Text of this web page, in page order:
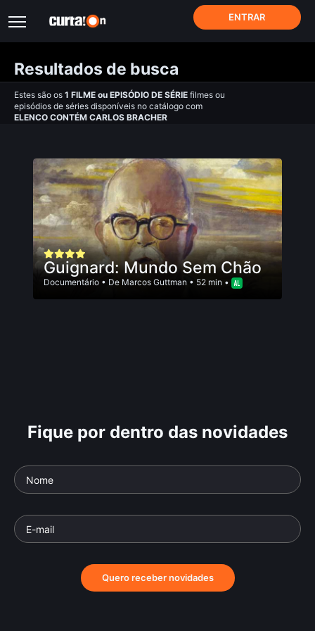
ENTRAR
Resultados de busca
Estes são os 1 FILME ou EPISÓDIO DE SÉRIE filmes ou
episódios de séries disponíveis no catálogo com
ELENCO CONTÉM CARLOS BRACHER
Guignard: Mundo Sem Chão
Documentário • De Marcos Guttman • 52 min •
Fique por dentro das novidades
Quero receber novidades